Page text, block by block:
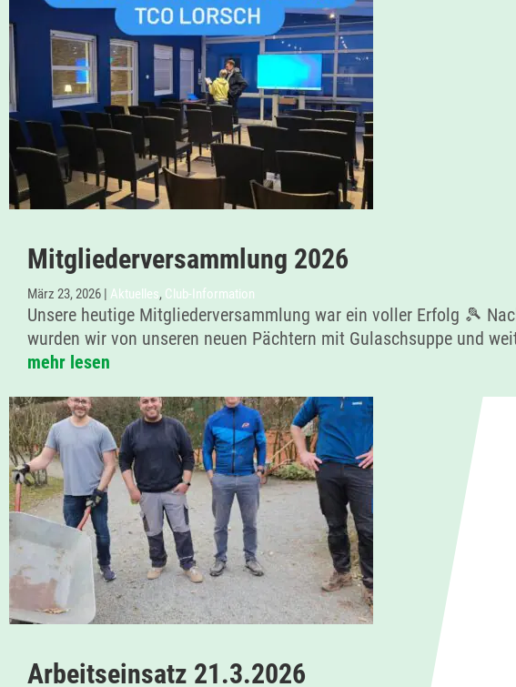
Mitgliederversammlung 2026
März 23, 2026 | Aktuelles, Club-Information
Unsere heutige Mitgliederversammlung war ein voller Erfolg 🎾
wurden wir von unseren neuen Pächtern mit Gulaschsuppe und
mehr lesen
Arbeitseinsatz 21.3.2026